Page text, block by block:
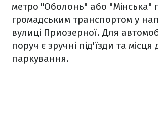
метро "Оболонь" або "Мінська"
громадським транспортом у
вулиці Приозерної. Для
поруч є зручні під'їзди та місця
паркування.